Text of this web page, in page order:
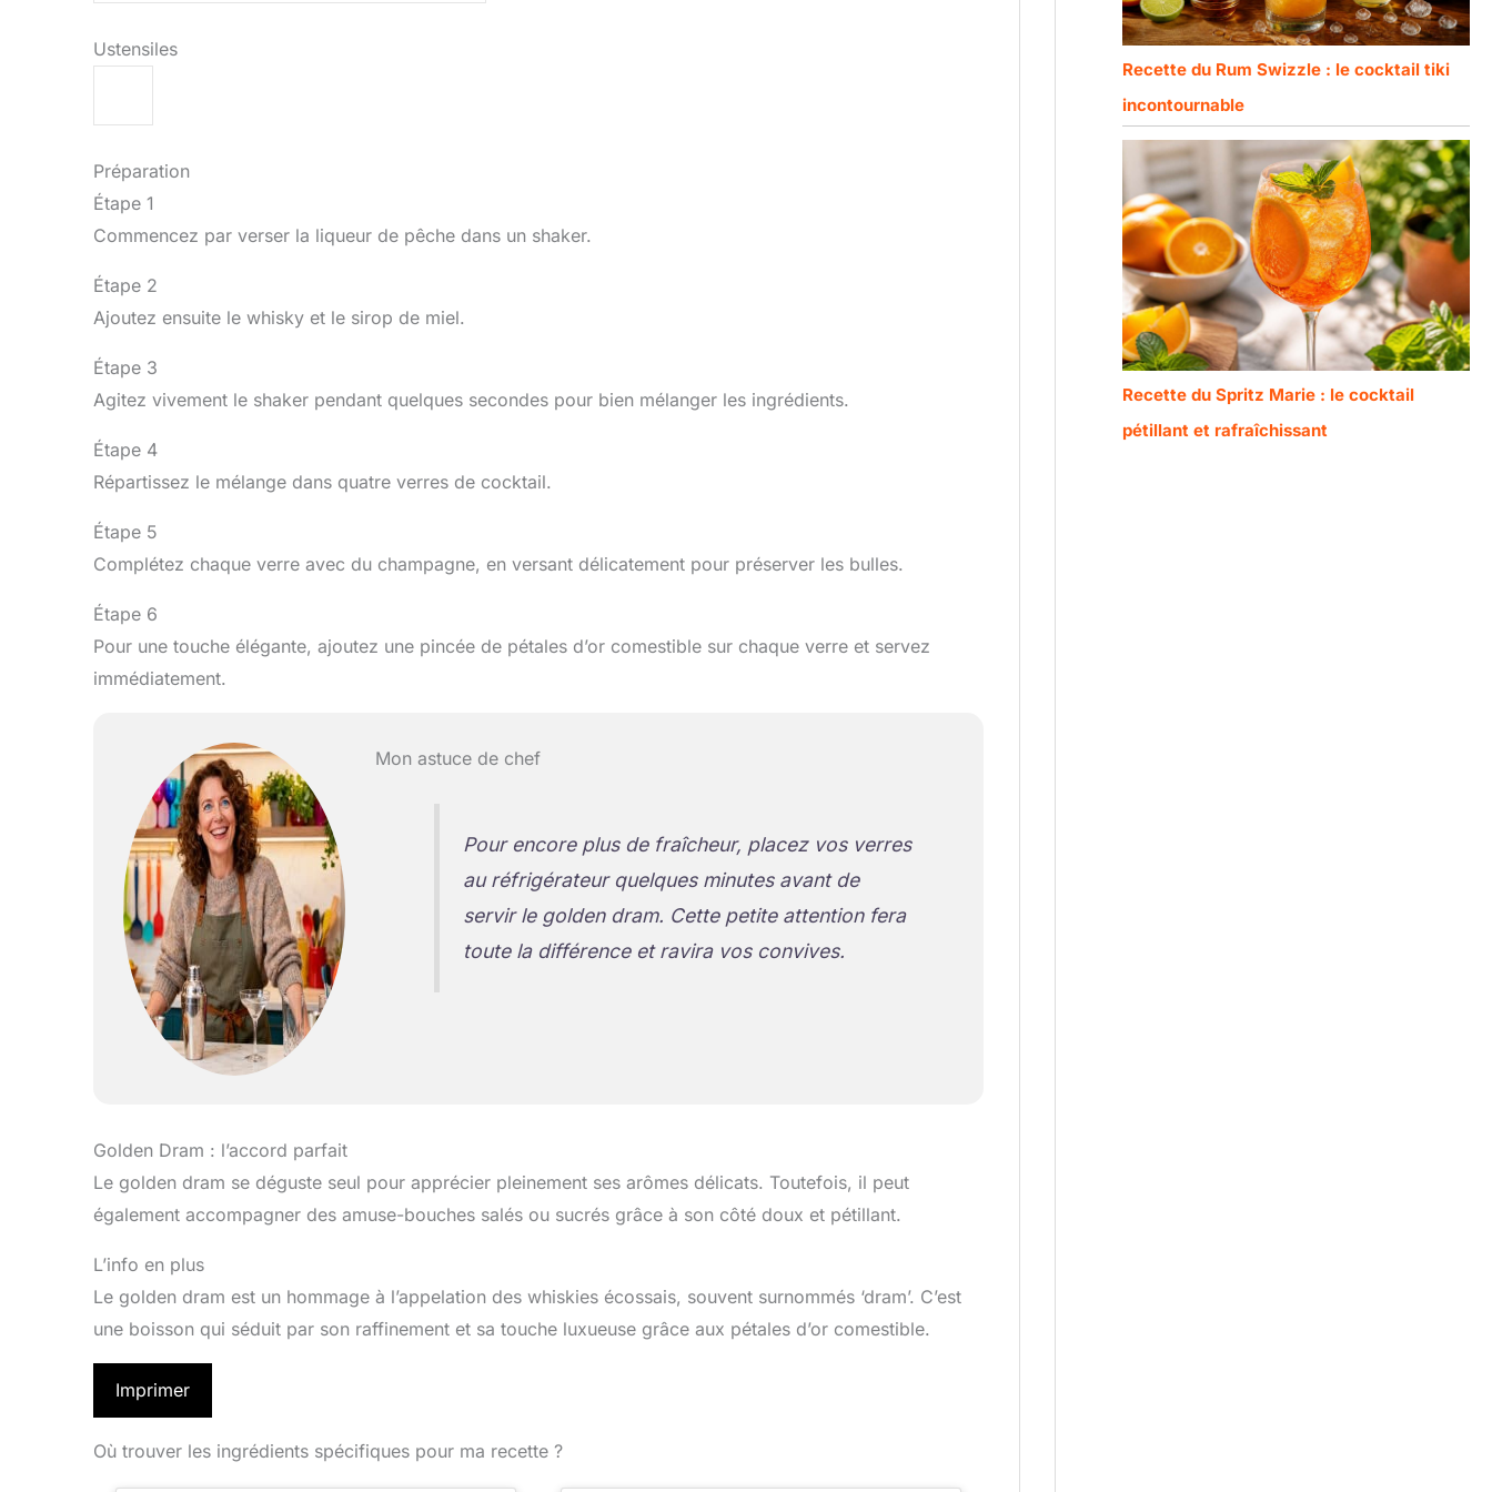
Ustensiles
Préparation
Étape 1
Commencez par verser la liqueur de pêche dans un shaker.
Étape 2
Ajoutez ensuite le whisky et le sirop de miel.
Étape 3
Agitez vivement le shaker pendant quelques secondes pour bien mélanger les ingrédients.
Étape 4
Répartissez le mélange dans quatre verres de cocktail.
Étape 5
Complétez chaque verre avec du champagne, en versant délicatement pour préserver les bulles.
Étape 6
Pour une touche élégante, ajoutez une pincée de pétales d’or comestible sur chaque verre et servez
immédiatement.
Mon astuce de chef
Pour encore plus de fraîcheur, placez vos verres
au réfrigérateur quelques minutes avant de
servir le golden dram. Cette petite attention fera
toute la différence et ravira vos convives.
Golden Dram : l’accord parfait
Le golden dram se déguste seul pour apprécier pleinement ses arômes délicats. Toutefois, il peut
également accompagner des amuse-bouches salés ou sucrés grâce à son côté doux et pétillant.
L’info en plus
Le golden dram est un hommage à l’appelation des whiskies écossais, souvent surnommés ‘dram’. C’est
une boisson qui séduit par son raffinement et sa touche luxueuse grâce aux pétales d’or comestible.
Imprimer
Où trouver les ingrédients spécifiques pour ma recette ?
Recette du Rum Swizzle : le cocktail tiki
incontournable
Recette du Spritz Marie : le cocktail
pétillant et rafraîchissant